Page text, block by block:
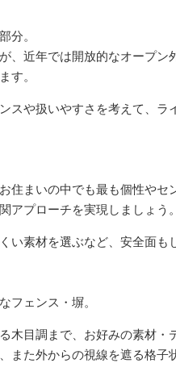
分。
、近年では開放的なオープン
す。
スや扱いやすさを考えて、ラ
まいの中でも最も個性やセ
アプローチを実現しましょう。
素材を選ぶなど、安全面も
フェンス・塀。
目調まで、お好みの素材・
た外からの視線を遮る格子